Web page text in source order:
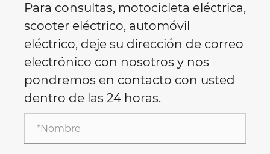
Para consultas, motocicleta eléctrica,
scooter eléctrico, automóvil
eléctrico, deje su dirección de correo
electrónico con nosotros y nos
pondremos en contacto con usted
dentro de las 24 horas.